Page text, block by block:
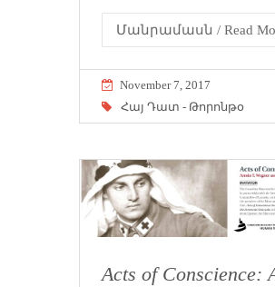
Մանրամասն / Read
November 7, 2017
Հայ Դատ - Թորոնթօ
Acts of Conscience: